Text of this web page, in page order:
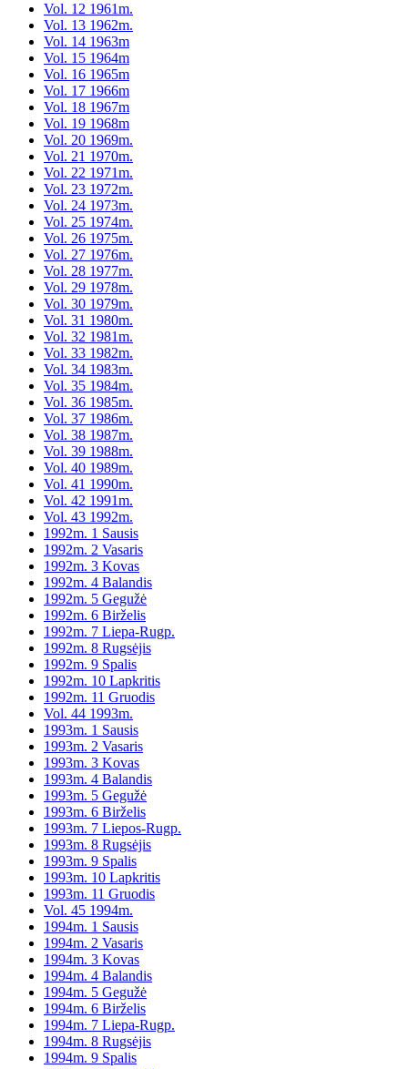
Vol. 12 1961m.
Vol. 13 1962m.
Vol. 14 1963m
Vol. 15 1964m
Vol. 16 1965m
Vol. 17 1966m
Vol. 18 1967m
Vol. 19 1968m
Vol. 20 1969m.
Vol. 21 1970m.
Vol. 22 1971m.
Vol. 23 1972m.
Vol. 24 1973m.
Vol. 25 1974m.
Vol. 26 1975m.
Vol. 27 1976m.
Vol. 28 1977m.
Vol. 29 1978m.
Vol. 30 1979m.
Vol. 31 1980m.
Vol. 32 1981m.
Vol. 33 1982m.
Vol. 34 1983m.
Vol. 35 1984m.
Vol. 36 1985m.
Vol. 37 1986m.
Vol. 38 1987m.
Vol. 39 1988m.
Vol. 40 1989m.
Vol. 41 1990m.
Vol. 42 1991m.
Vol. 43 1992m.
1992m. 1 Sausis
1992m. 2 Vasaris
1992m. 3 Kovas
1992m. 4 Balandis
1992m. 5 Gegužė
1992m. 6 Birželis
1992m. 7 Liepa-Rugp.
1992m. 8 Rugsėjis
1992m. 9 Spalis
1992m. 10 Lapkritis
1992m. 11 Gruodis
Vol. 44 1993m.
1993m. 1 Sausis
1993m. 2 Vasaris
1993m. 3 Kovas
1993m. 4 Balandis
1993m. 5 Gegužė
1993m. 6 Birželis
1993m. 7 Liepos-Rugp.
1993m. 8 Rugsėjis
1993m. 9 Spalis
1993m. 10 Lapkritis
1993m. 11 Gruodis
Vol. 45 1994m.
1994m. 1 Sausis
1994m. 2 Vasaris
1994m. 3 Kovas
1994m. 4 Balandis
1994m. 5 Gegužė
1994m. 6 Birželis
1994m. 7 Liepa-Rugp.
1994m. 8 Rugsėjis
1994m. 9 Spalis